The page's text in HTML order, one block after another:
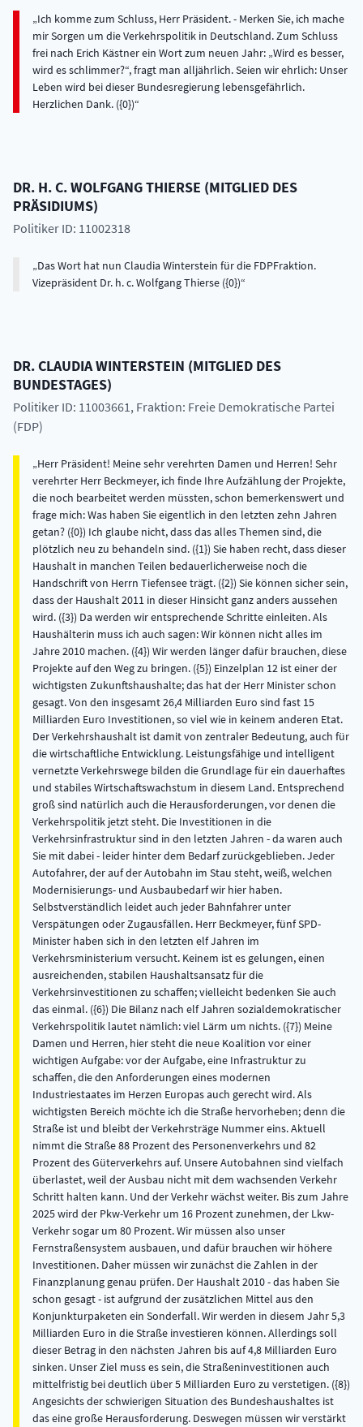
Ich komme zum Schluss, Herr Präsident. - Merken Sie, ich mache
mir Sorgen um die Verkehrspolitik in Deutschland. Zum Schluss
frei nach Erich Kästner ein Wort zum neuen Jahr: „Wird es besser,
wird es schlimmer?“, fragt man alljährlich. Seien wir ehrlich: Unser
Leben wird bei dieser Bundesregierung lebensgefährlich.
Herzlichen Dank. ({0})
DR. H. C.WOLFGANGTHIERSE (MITGLIED DES
PRÄSIDIUMS)
Politiker ID: 11002318
Das Wort hat nun Claudia Winterstein für die FDPFraktion.
Vizepräsident Dr. h. c. Wolfgang Thierse ({0})
DR.CLAUDIAWINTERSTEIN (MITGLIED DES
BUNDESTAGES)
Politiker ID: 11003661, Fraktion: Freie Demokratische Partei
(FDP)
Herr Präsident! Meine sehr verehrten Damen und Herren! Sehr
verehrter Herr Beckmeyer, ich finde Ihre Aufzählung der Projekte,
die noch bearbeitet werden müssten, schon bemerkenswert und
frage mich: Was haben Sie eigentlich in den letzten zehn Jahren
getan? ({0}) Ich glaube nicht, dass das alles Themen sind, die
plötzlich neu zu behandeln sind. ({1}) Sie haben recht, dass dieser
Haushalt in manchen Teilen bedauerlicherweise noch die
Handschrift von Herrn Tiefensee trägt. ({2}) Sie können sicher sein,
dass der Haushalt 2011 in dieser Hinsicht ganz anders aussehen
wird. ({3}) Da werden wir entsprechende Schritte einleiten. Als
Haushälterin muss ich auch sagen: Wir können nicht alles im
Jahre 2010 machen. ({4}) Wir werden länger dafür brauchen, diese
Projekte auf den Weg zu bringen. ({5}) Einzelplan 12 ist einer der
wichtigsten Zukunftshaushalte; das hat der Herr Minister schon
gesagt. Von den insgesamt 26,4 Milliarden Euro sind fast 15
Milliarden Euro Investitionen, so viel wie in keinem anderen Etat.
Der Verkehrshaushalt ist damit von zentraler Bedeutung, auch für
die wirtschaftliche Entwicklung. Leistungsfähige und intelligent
vernetzte Verkehrswege bilden die Grundlage für ein dauerhaftes
und stabiles Wirtschaftswachstum in diesem Land. Entsprechend
groß sind natürlich auch die Herausforderungen, vor denen die
Verkehrspolitik jetzt steht. Die Investitionen in die
Verkehrsinfrastruktur sind in den letzten Jahren - da waren auch
Sie mit dabei - leider hinter dem Bedarf zurückgeblieben. Jeder
Autofahrer, der auf der Autobahn im Stau steht, weiß, welchen
Modernisierungs- und Ausbaubedarf wir hier haben.
Selbstverständlich leidet auch jeder Bahnfahrer unter
Verspätungen oder Zugausfällen. Herr Beckmeyer, fünf SPD-
Minister haben sich in den letzten elf Jahren im
Verkehrsministerium versucht. Keinem ist es gelungen, einen
ausreichenden, stabilen Haushaltsansatz für die
Verkehrsinvestitionen zu schaffen; vielleicht bedenken Sie auch
das einmal. ({6}) Die Bilanz nach elf Jahren sozialdemokratischer
Verkehrspolitik lautet nämlich: viel Lärm um nichts. ({7}) Meine
Damen und Herren, hier steht die neue Koalition vor einer
wichtigen Aufgabe: vor der Aufgabe, eine Infrastruktur zu
schaffen, die den Anforderungen eines modernen
Industriestaates im Herzen Europas auch gerecht wird. Als
wichtigsten Bereich möchte ich die Straße hervorheben; denn die
Straße ist und bleibt der Verkehrsträge Nummer eins. Aktuell
nimmt die Straße 88 Prozent des Personenverkehrs und 82
Prozent des Güterverkehrs auf. Unsere Autobahnen sind vielfach
überlastet, weil der Ausbau nicht mit dem wachsenden Verkehr
Schritt halten kann. Und der Verkehr wächst weiter. Bis zum Jahre
2025 wird der Pkw-Verkehr um 16 Prozent zunehmen, der Lkw-
Verkehr sogar um 80 Prozent. Wir müssen also unser
Fernstraßensystem ausbauen, und dafür brauchen wir höhere
Investitionen. Daher müssen wir zunächst die Zahlen in der
Finanzplanung genau prüfen. Der Haushalt 2010 - das haben Sie
schon gesagt - ist aufgrund der zusätzlichen Mittel aus den
Konjunkturpaketen ein Sonderfall. Wir werden in diesem Jahr 5,3
Milliarden Euro in die Straße investieren können. Allerdings soll
dieser Betrag in den nächsten Jahren bis auf 4,8 Milliarden Euro
sinken. Unser Ziel muss es sein, die Straßeninvestitionen auch
mittelfristig bei deutlich über 5 Milliarden Euro zu verstetigen. ({8})
Angesichts der schwierigen Situation des Bundeshaushaltes ist
das eine große Herausforderung. Deswegen müssen wir verstärkt